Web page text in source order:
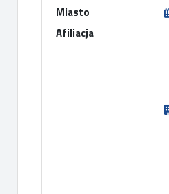
Miasto
Afiliacja